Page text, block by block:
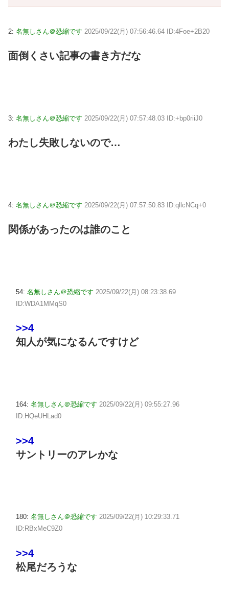
2: 名無しさん＠恐縮です 2025/09/22(月) 07:56:46.64 ID:4Foe+2B20
面倒くさい記事の書き方だな
3: 名無しさん＠恐縮です 2025/09/22(月) 07:57:48.03 ID:+bp0riiJ0
わたし失敗しないので…
4: 名無しさん＠恐縮です 2025/09/22(月) 07:57:50.83 ID:qllcNCq+0
関係があったのは誰のこと
54: 名無しさん＠恐縮です 2025/09/22(月) 08:23:38.69
ID:WDA1MMqS0
>>4
知人が気になるんですけど
164: 名無しさん＠恐縮です 2025/09/22(月) 09:55:27.96
ID:HQeUHLad0
>>4
サントリーのアレかな
180: 名無しさん＠恐縮です 2025/09/22(月) 10:29:33.71
ID:RBxMeC9Z0
>>4
松尾だろうな